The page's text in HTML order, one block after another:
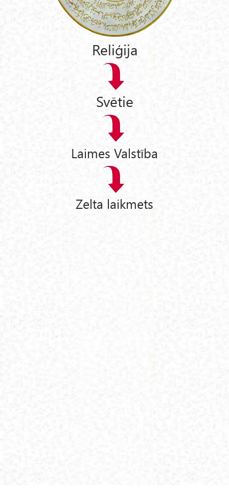
Reliģija
Svētie
Laimes Valstība
Zelta laikmets